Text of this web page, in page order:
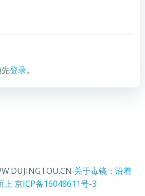
登录。
关于毒镜：沿着
上京ICP备16048611号-3